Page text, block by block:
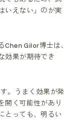
いえない」のが実
Gilor博士は、
効果が期待でき
。うまく効果が発
開く可能性があり
とっても、明るい